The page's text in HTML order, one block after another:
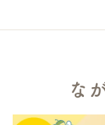
な